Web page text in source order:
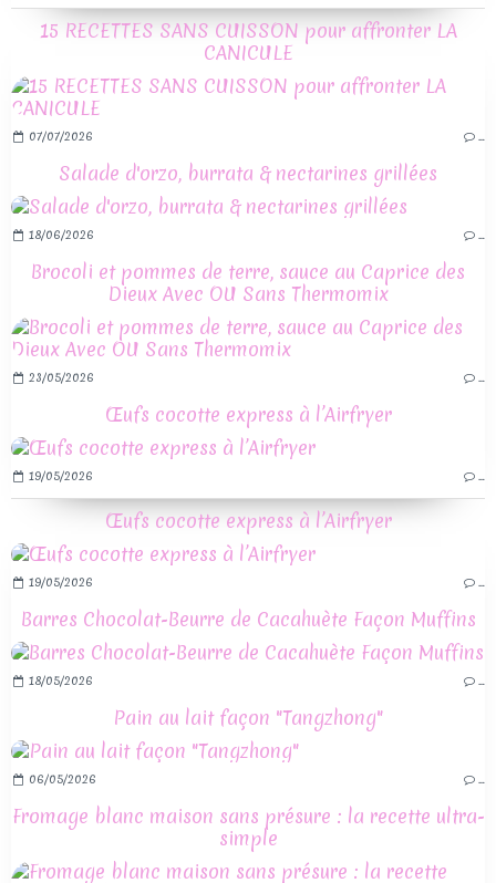
15 RECETTES SANS CUISSON pour affronter LA
CANICULE
07/07/2026 …
Salade d'orzo, burrata & nectarines grillées
18/06/2026 …
Brocoli et pommes de terre, sauce au Caprice des
Dieux Avec OU Sans Thermomix
23/05/2026 …
Œufs cocotte express à l’Airfryer
19/05/2026 …
Œufs cocotte express à l’Airfryer
19/05/2026 …
Barres Chocolat-Beurre de Cacahuète Façon Muffins
18/05/2026 …
Pain au lait façon "Tangzhong"
06/05/2026 …
Fromage blanc maison sans présure : la recette ultra-
simple